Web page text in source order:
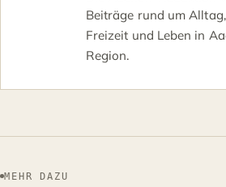
Beiträge rund um
Freizeit und Leben in
Region.
MEHR DAZU